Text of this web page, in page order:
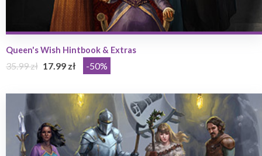
Queen's Wish Hintbook & Extras
35.99 zł 17.99 zł -50%